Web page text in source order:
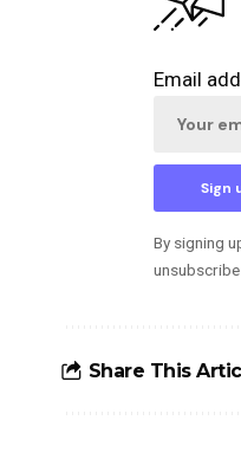
Email
By signing
unsubscribe
Share This